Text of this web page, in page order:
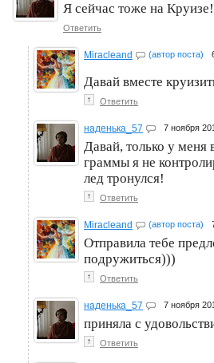
Я сейчас тоже на
Ответить
Miracleand (автор поста)
Давай вместе
↑ Ответить
наденька_57 7 ноября
Давай, только у меня
граммы я не
лед тронулся!
↑ Ответить
Miracleand (автор поста)
Отправила тебе
подружиться)))
↑ Ответить
наденька_57 7 ноября
приняла с
↑ Ответить